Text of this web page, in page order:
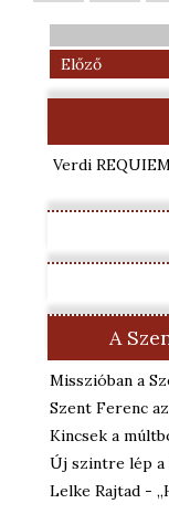
Előző
Verdi
A
Misszióban a
Szent Ferenc
Kincsek a
Új szintre lép a
Lelke Rajtad -